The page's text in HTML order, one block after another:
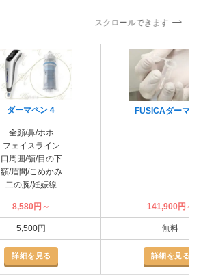
スクロールできます
ダーマペン４ FUSICAダーマペ
全顔/鼻/ホホ
フェイスライン
口周囲/顎/目の下
額/眉間/こめかみ
二の腕/妊娠線
–
8,580円～ 141,900円～
5,500円 無料
詳細を見る 詳細を見る